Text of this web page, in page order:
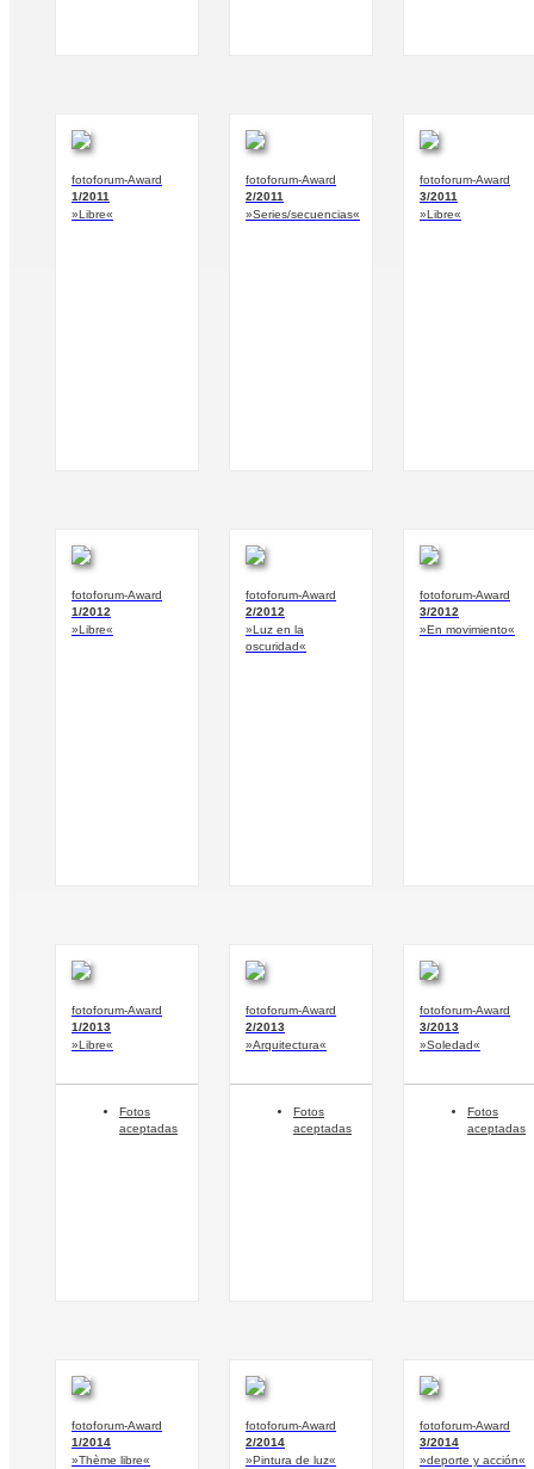
fotoforum-Award
1/2011
»Libre«
fotoforum-Award
2/2011
»Series/secuencias«
fotoforum-Award
3/2011
»Libre«
fotoforum-Award
1/2012
»Libre«
fotoforum-Award
2/2012
»Luz en la
oscuridad«
fotoforum-Award
3/2012
»En movimiento«
fotoforum-Award
1/2013
»Libre«
Fotos
aceptadas
fotoforum-Award
2/2013
»Arquitectura«
Fotos
aceptadas
fotoforum-Award
3/2013
»Soledad«
Fotos
aceptadas
fotoforum-Award
1/2014
»Thème libre«
fotoforum-Award
2/2014
»Pintura de luz«
fotoforum-Award
3/2014
»deporte y acción«